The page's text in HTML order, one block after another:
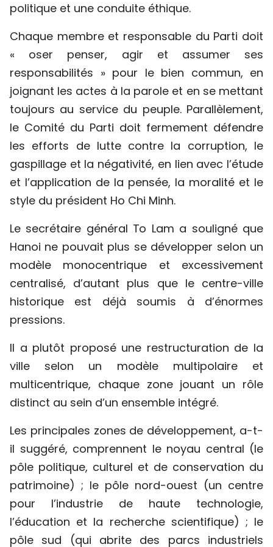
politique et une conduite éthique.
Chaque membre et responsable du Parti doit
« oser penser, agir et assumer ses
responsabilités » pour le bien commun, en
joignant les actes à la parole et en se mettant
toujours au service du peuple. Parallèlement,
le Comité du Parti doit fermement défendre
les efforts de lutte contre la corruption, le
gaspillage et la négativité, en lien avec l’étude
et l’application de la pensée, la moralité et le
style du président Ho Chi Minh.
Le secrétaire général To Lam a souligné que
Hanoi ne pouvait plus se développer selon un
modèle monocentrique et excessivement
centralisé, d’autant plus que le centre-ville
historique est déjà soumis à d’énormes
pressions.
Il a plutôt proposé une restructuration de la
ville selon un modèle multipolaire et
multicentrique, chaque zone jouant un rôle
distinct au sein d’un ensemble intégré.
Les principales zones de développement, a-t-
il suggéré, comprennent le noyau central (le
pôle politique, culturel et de conservation du
patrimoine) ; le pôle nord-ouest (un centre
pour l’industrie de haute technologie,
l’éducation et la recherche scientifique) ; le
pôle sud (qui abrite des parcs industriels